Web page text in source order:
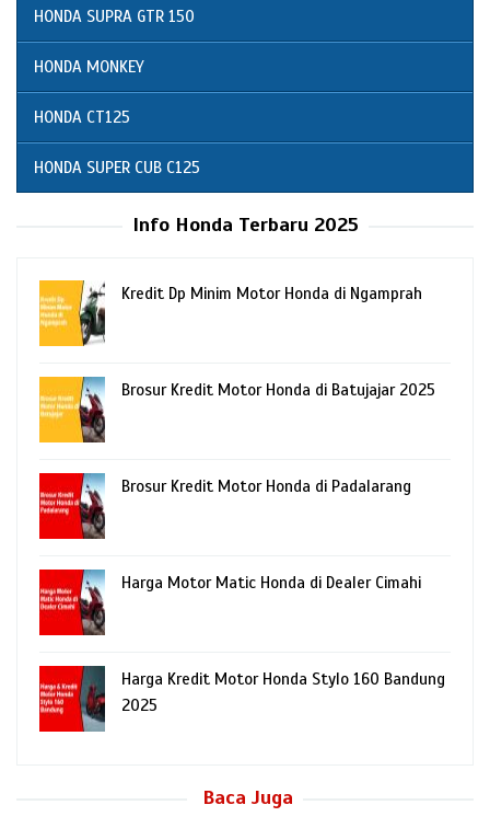
HONDA SUPRA GTR 150
HONDA MONKEY
HONDA CT125
HONDA SUPER CUB C125
Info Honda Terbaru 2025
Kredit Dp Minim Motor Honda di Ngamprah
Brosur Kredit Motor Honda di Batujajar 2025
Brosur Kredit Motor Honda di Padalarang
Harga Motor Matic Honda di Dealer Cimahi
Harga Kredit Motor Honda Stylo 160 Bandung
2025
Baca Juga